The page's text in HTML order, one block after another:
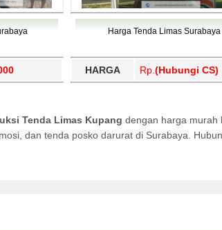
Harga Tenda Limas Surabaya
HARGA Rp. (Hubungi CS)
Tenda Limas Kupang dengan harga murah
dan tenda posko darurat di Surabaya.